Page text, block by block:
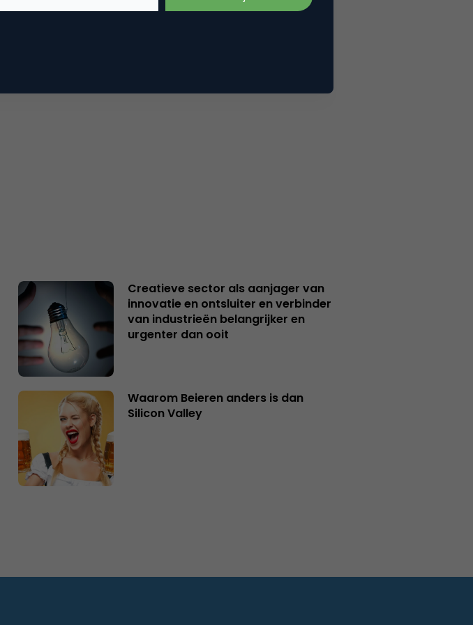
Creatieve sector als aanjager van
innovatie en ontsluiter en verbinder
van industrieën belangrijker en
urgenter dan ooit
Waarom Beieren anders is dan
Silicon Valley